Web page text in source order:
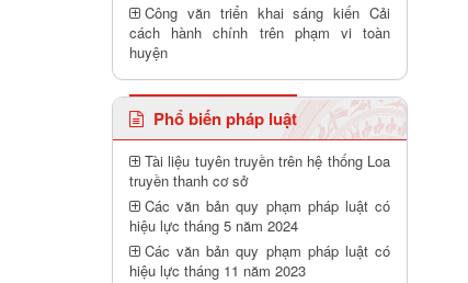
Công văn triển khai sáng kiến Cải
cách hành chính trên phạm vi toàn
huyện
Phổ biến pháp luật
Tài liệu tuyên truyền trên hệ thống Loa
truyền thanh cơ sở
Các văn bản quy phạm pháp luật có
hiệu lực tháng 5 năm 2024
Các văn bản quy phạm pháp luật có
hiệu lực tháng 11 năm 2023